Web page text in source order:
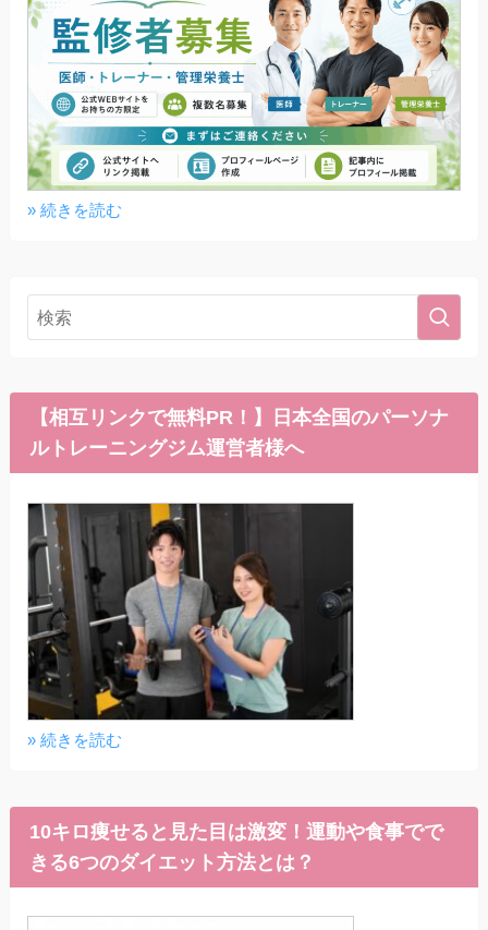
» 続きを読む
【相互リンクで無料PR！】日本全国のパーソナ
ルトレーニングジム運営者様へ
» 続きを読む
10キロ痩せると見た目は激変！運動や食事でで
きる6つのダイエット方法とは？